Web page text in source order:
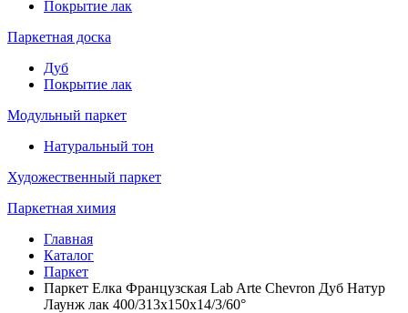
Покрытие лак
Паркетная доска
Дуб
Покрытие лак
Модульный паркет
Натуральный тон
Художественный паркет
Паркетная химия
Главная
Каталог
Паркет
Паркет Елка Французская Lab Arte Chevron Дуб Натур
Лаунж лак 400/313х150х14/3/60°